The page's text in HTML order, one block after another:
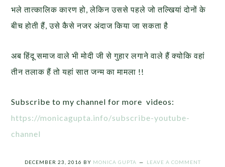
भले तात्कालिक कारण हो, लेकिन उससे पहले जो तल्खियां दोनों के
बीच होती हैं, उसे कैसे नजर अंदाज किया जा सकता है
अब हिंदू समाज वाले भी मोदी जी से गुहार लगाने वाले हैं क्योकि वहां
तीन तलाक हैं तो यहां सात जन्म का मामला !!
Subscribe to my channel for more videos:
https://monicagupta.info/subscribe-youtube-
channel
DECEMBER 23, 2016 BY MONICA GUPTA LEAVE A COMMENT